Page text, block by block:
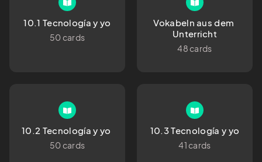
10.1 Tecnología y yo
50 cards
Vokabeln aus dem
Unterricht
48 cards
50 cards
10.3 Tecnología y yo
41 cards